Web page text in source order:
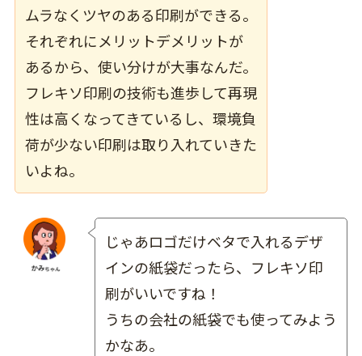
ムラなくツヤのある印刷ができる。
それぞれにメリットデメリットが
あるから、使い分けが大事なんだ。
フレキソ印刷の技術も進歩して再現
性は高くなってきているし、環境負
荷が少ない印刷は取り入れていきた
いよね。
じゃあロゴだけベタで入れるデザ
インの紙袋だったら、フレキソ印
刷がいいですね！
うちの会社の紙袋でも使ってみよう
かなあ。